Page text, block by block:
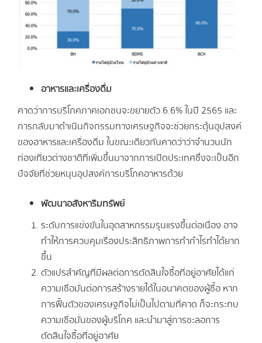
อาหารและเครื่องดื่ม
คาดว่าการบริโภคภาคเอกชนจะขยายตัว 6.6% ในปี 2565 และ
การกลับมาดำเนินกิจกรรมทางเศรษฐกิจจะช่วยกระตุ้นอุปสงค์
ของอาหารและเครื่องดื่ม ในขณะเดียวกันคาดว่าว่าจำนวนนัก
ท่องเที่ยวต่างชาติที่เพิ่มขึ้นมาจากการเปิดประเทศซึ่งจะเป็นอีก
ปัจจัยที่ช่วยหนุนอุปสงค์การบริโภคอาหารด้วย
พัฒนาอสังหาริมทรัพย์
ระดับการแข่งขันในอุตสาหกรรมรุนแรงขึ้นต่อเนื่อง อาจ
ทำให้การควบคุมเรื่องประสิทธิภาพการทำกำไรทำได้ยาก
ขึ้น
ตัวแปรสำคัญที่มีผลต่อการตัดสินใจซื้อที่อยู่อาศัยได้แก่
ความเชื่อมั่นต่อการสร้างรายได้ในอนาคตของผู้ซื้อ หาก
การฟื้นตัวของเศรษฐกิจไม่เป็นไปตามที่คาด ก็จะกระทบ
ความเชื่อมั่นของผู้บริโภค และนำมาสู่การชะลอการ
ตัดสินใจซื้อที่อยู่อาศัย